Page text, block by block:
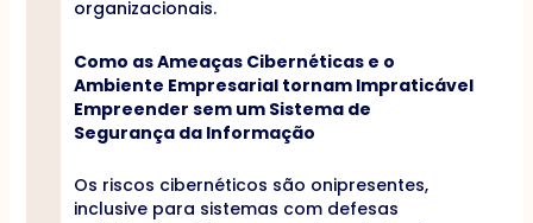
organizacionais.
Como as Ameaças Cibernéticas e o
Ambiente Empresarial tornam Impraticável
Empreender sem um Sistema de
Segurança da Informação
Os riscos cibernéticos são onipresentes,
inclusive para sistemas com defesas